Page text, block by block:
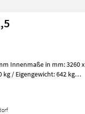
Innenmaße in mm: 3260 x
kg / Eigengewicht: 642 kg